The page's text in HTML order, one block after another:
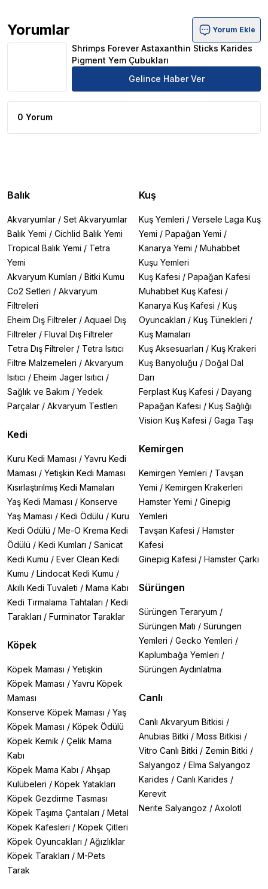
Yorumlar
Shrimps Forever Astaxanthin Sticks Karides Pigment
Yorum Ekle
Shrimps Forever Astaxanthin Sticks Karides
Pigment Yem Çubukları
Gelince Haber Ver
0 Yorum
Balık
Akvaryumlar / Set Akvaryumlar
Balık Yemi / Cichlid Balık Yemi
Tropical Balık Yemi / Tetra
Yemi
Akvaryum Kumları / Bitki Kumu
Co2 Setleri / Akvaryum
Filtreleri
Eheim Dış Filtreler / Aquael Dış
Filtreler / Fluval Dış Filtreler
Tetra Dış Filtreler / Tetra Isıtıcı
Filtre Malzemeleri / Akvaryum
Isıtıcı / Eheim Jager Isıtıcı /
Sağlık ve Bakım / Yedek
Parçalar / Akvaryum Testleri
Kedi
Kuru Kedi Maması / Yavru Kedi
Maması / Yetişkin Kedi Maması
Kısırlaştırılmış Kedi Mamaları
Yaş Kedi Maması / Konserve
Yaş Maması / Kedi Ödülü / Kuru
Kedi Ödülü / Me-O Krema Kedi
Ödülü / Kedi Kumları / Sanicat
Kedi Kumu / Ever Clean Kedi
Kumu / Lindocat Kedi Kumu /
Akıllı Kedi Tuvaleti / Mama Kabı
Kedi Tırmalama Tahtaları / Kedi
Tarakları / Furminator Taraklar
Köpek
Köpek Maması / Yetişkin
Köpek Maması / Yavru Köpek
Maması
Konserve Köpek Maması / Yaş
Köpek Maması / Köpek Ödülü
Köpek Kemik / Çelik Mama
Kabı
Köpek Mama Kabı / Ahşap
Kulübeleri / Köpek Yatakları
Köpek Gezdirme Tasması
Köpek Taşıma Çantaları / Metal
Köpek Kafesleri / Köpek Çitleri
Köpek Oyuncakları / Ağızlıklar
Köpek Tarakları / M-Pets
Tarak
Kuş
Kuş Yemleri / Versele Laga Kuş
Yemi / Papağan Yemi /
Kanarya Yemi / Muhabbet
Kuşu Yemleri
Kuş Kafesi / Papağan Kafesi
Muhabbet Kuş Kafesi /
Kanarya Kuş Kafesi / Kuş
Oyuncakları / Kuş Tünekleri /
Kuş Mamaları
Kuş Aksesuarları / Kuş Krakeri
Kuş Banyoluğu / Doğal Dal
Darı
Ferplast Kuş Kafesi / Dayang
Papağan Kafesi / Kuş Sağlığı
Vision Kuş Kafesi / Gaga Taşı
Kemirgen
Kemirgen Yemleri / Tavşan
Yemi / Kemirgen Krakerleri
Hamster Yemi / Ginepig
Yemleri
Tavşan Kafesi / Hamster
Kafesi
Ginepig Kafesi / Hamster Çarkı
Sürüngen
Sürüngen Teraryum /
Sürüngen Matı / Sürüngen
Yemleri / Gecko Yemleri /
Kaplumbağa Yemleri /
Sürüngen Aydınlatma
Canlı
Canlı Akvaryum Bitkisi /
Anubias Bitki / Moss Bitkisi /
Vitro Canlı Bitki / Zemin Bitki /
Salyangoz / Elma Salyangoz
Karides / Canlı Karides /
Kerevit
Nerite Salyangoz / Axolotl